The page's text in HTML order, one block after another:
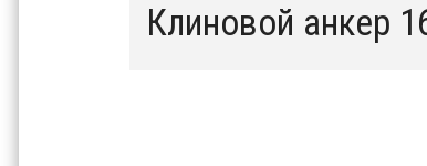
Клиновой анкер